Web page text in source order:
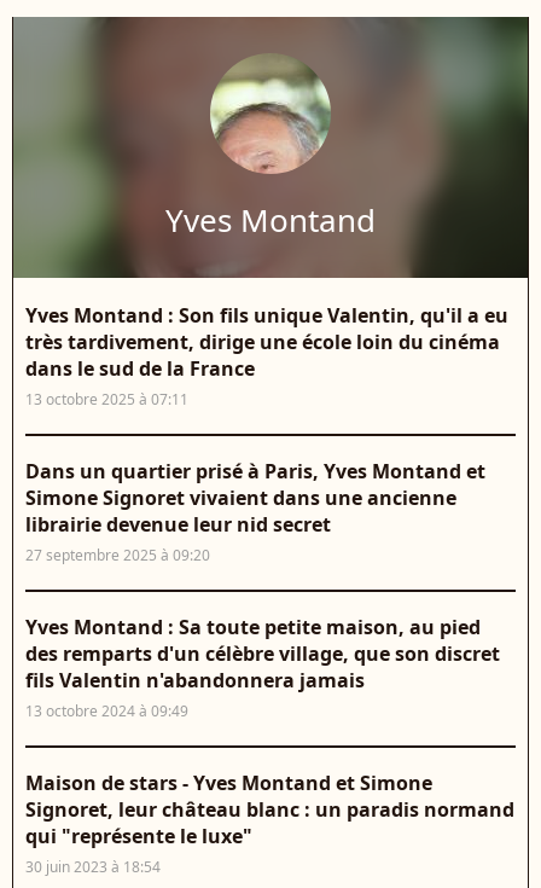
Yves Montand
Yves Montand : Son fils unique Valentin, qu'il a eu
très tardivement, dirige une école loin du cinéma
dans le sud de la France
13 octobre 2025 à 07:11
Dans un quartier prisé à Paris, Yves Montand et
Simone Signoret vivaient dans une ancienne
librairie devenue leur nid secret
27 septembre 2025 à 09:20
Yves Montand : Sa toute petite maison, au pied
des remparts d'un célèbre village, que son discret
fils Valentin n'abandonnera jamais
13 octobre 2024 à 09:49
Maison de stars - Yves Montand et Simone
Signoret, leur château blanc : un paradis normand
qui "représente le luxe"
30 juin 2023 à 18:54